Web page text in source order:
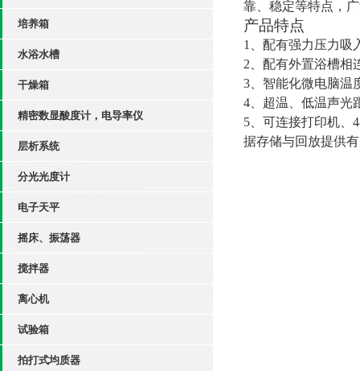
培养箱
水浴水槽
干燥箱
精密数显酸度计，电导率仪
层析系统
分光光度计
电子天平
摇床、振荡器
搅拌器
离心机
试验箱
拍打式均质器
靠、稳定等特点，
产品特点
1
、配有强力压力
2 、配有外置浴槽
3 、智能化微电脑
4 、超温、低温声
5 、可连接打印机
据存储与回放提供